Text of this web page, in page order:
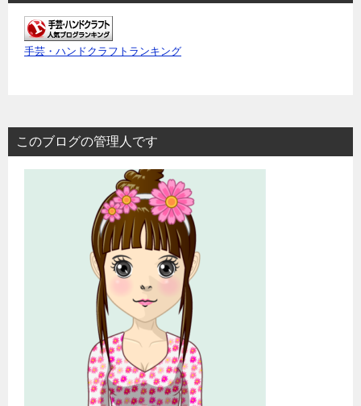
手芸・ハンドクラフトランキング
このブログの管理人です